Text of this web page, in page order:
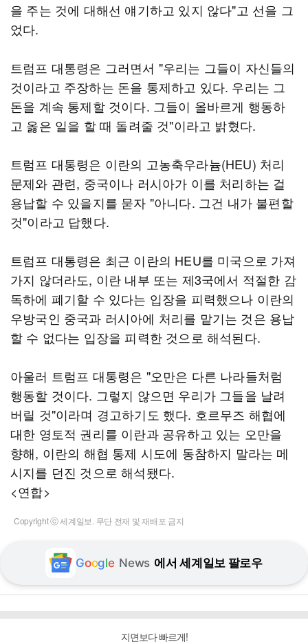
을 주는 것에 대해선 얘기하고 있지 않다"고 선을 그
었다.
트럼프 대통령은 그러면서 "우리는 그들이 자신들의
것이라고 주장하는 돈을 통제하고 있다. 우리는 그
돈을 계속 통제할 것이다. 그들이 올바르게 행동하
고 옳은 일을 할 때 돌려줄 것"이라고 밝혔다.
트럼프 대통령은 이란의 고농축우라늄(HEU) 처리
문제와 관련, 중국이나 러시아가 이를 처리하는 걸
용납할 수 있을지를 묻자 "아니다. 그건 내가 불편할
것"이라고 답했다.
트럼프 대통령은 최근 이란의 HEU를 미국으로 가져
가지 않더라도, 이란 내부 또는 제3국에서 적절한 감
독하에 폐기할 수 있다는 입장을 피력했으나 이란의
우방국인 중국과 러시아에 처리를 맡기는 것은 용납
할 수 없다는 입장을 피력한 것으로 해석된다.
아울러 트럼프 대통령은 "오만은 다른 나라들처럼
행동할 것이다. 그렇지 않으면 우리가 그들을 날려
버릴 것"이라며 경고하기도 했다. 호르무즈 해협에
대한 영토적 권리를 이란과 공유하고 있는 오만을
향해, 이란의 해협 통제 시도에 동참하지 말라는 메
시지를 던진 것으로 해석됐다.
<연합>
Copyright ⓒ 세계일보. 무단 전재 및 재배포 금지
Google News 에서 세계일보 팔로우
지면보다 빠르게!